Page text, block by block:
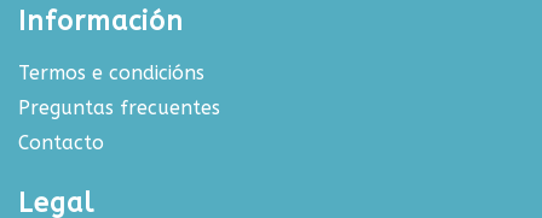
Información
Termos e condicións
Preguntas frecuentes
Contacto
Legal